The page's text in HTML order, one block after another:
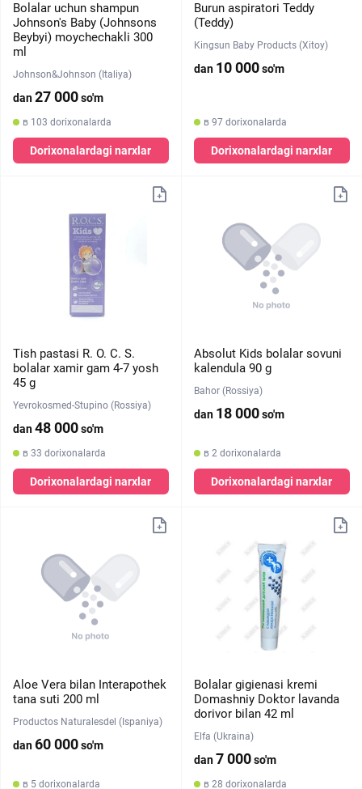
Bolalar uchun shampun
Johnson's Baby (Johnsons
Beybyi) moychechakli 300
ml
Johnson&Johnson (Italiya)
dan27 000so'm
в 103 dorixonalarda
Dorixonalardagi narxlar
Burun aspiratori Teddy
(Teddy)
Kingsun Baby Products (Xitoy)
dan 10 000so'm
в 97 dorixonalarda
Dorixonalardagi narxlar
Tish pastasi R. O. C. S.
bolalar xamir gam 4-7 yosh
45 g
Yevrokosmed-Stupino (Rossiya)
dan48 000so'm
в 33 dorixonalarda
Dorixonalardagi narxlar
Absolut Kids bolalar sovuni
kalendula 90 g
Bahor (Rossiya)
dan 18 000so'm
в 2 dorixonalarda
Dorixonalardagi narxlar
Aloe Vera bilan Interapothek
tana suti 200 ml
Productos Naturalesdel (Ispaniya)
dan60 000so'm
в 5 dorixonalarda
Bolalar gigienasi kremi
Domashniy Doktor lavanda
dorivor bilan 42 ml
Elfa (Ukraina)
dan7 000so'm
в 28 dorixonalarda